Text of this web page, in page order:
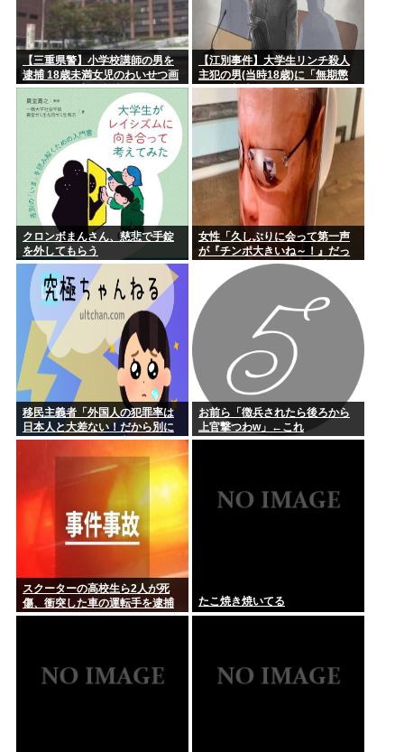
【三重県警】小学校講師の男を
逮捕 18歳未満女児のわいせつ画
像データ10点を所持 アメリカの
「全米行方不明・被児童搾取セ
ンター」から情報提供
【江別事件】大学生リンチ殺人
主犯の男(当時18歳)に「無期懲
役」の判決
クロンボまんさん、慈悲で手錠
を外してもらう
女性「久しぶりに会って第一声
が『チンポ大きいね～！』だっ
たらどう思う？ おぱーい大きい
ねはそういう事なんだよ。」
移民主義者「外国人の犯罪率は
日本人と大差ない！だから別に
いいだろ！」←いや良くないよ
お前ら「徴兵されたら後ろから
上官撃つわw」←これ
スクーターの高校生ら2人が死
傷、衝突した車の運転手を逮捕
たこ焼き焼いてる